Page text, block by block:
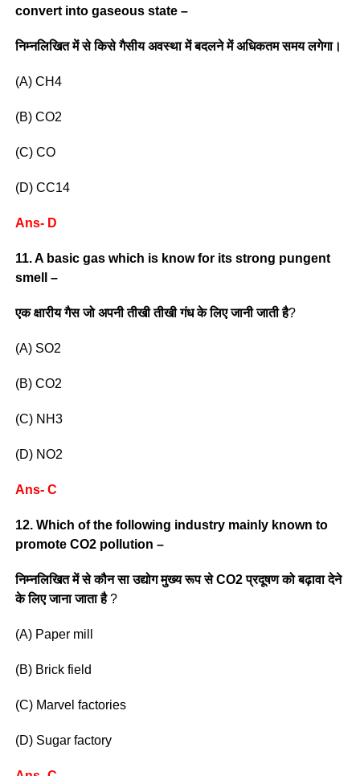
convert into gaseous state –
निम्नलिखित में से किसे गैसीय अवस्था में बदलने में अधिकतम समय लगेगा।
(A) CH4
(B) CO2
(C) CO
(D) CC14
Ans- D
11. A basic gas which is know for its strong pungent
smell –
एक क्षारीय गैस जो अपनी तीखी तीखी गंध के लिए जानी जाती है?
(A) SO2
(B) CO2
(C) NH3
(D) NO2
Ans- C
12. Which of the following industry mainly known to
promote CO2 pollution –
निम्नलिखित में से कौन सा उद्योग मुख्य रूप से CO2 प्रदूषण को बढ़ावा देने
के लिए जाना जाता है?
(A) Paper mill
(B) Brick field
(C) Marvel factories
(D) Sugar factory